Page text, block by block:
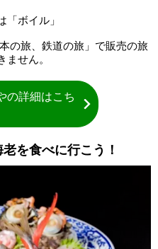
「ボイル」
の旅、鉄道の旅」で販売の旅
せん。
の詳細はこち
を食べに行こう！